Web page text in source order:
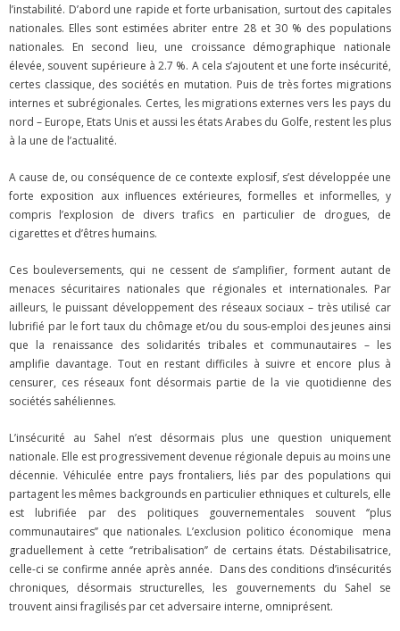
l’instabilité. D’abord une rapide et forte urbanisation, surtout des capitales
nationales. Elles sont estimées abriter entre 28 et 30 % des populations
nationales. En second lieu, une croissance démographique nationale
élevée, souvent supérieure à 2.7 %. A cela s’ajoutent et une forte insécurité,
certes classique, des sociétés en mutation. Puis de très fortes migrations
internes et subrégionales. Certes, les migrations externes vers les pays du
nord – Europe, Etats Unis et aussi les états Arabes du Golfe, restent les plus
à la une de l’actualité.
A cause de, ou conséquence de ce contexte explosif, s’est développée une
forte exposition aux influences extérieures, formelles et informelles, y
compris l’explosion de divers trafics en particulier de drogues, de
cigarettes et d’êtres humains.
Ces bouleversements, qui ne cessent de s’amplifier, forment autant de
menaces sécuritaires nationales que régionales et internationales. Par
ailleurs, le puissant développement des réseaux sociaux – très utilisé car
lubrifié par le fort taux du chômage et/ou du sous-emploi des jeunes ainsi
que la renaissance des solidarités tribales et communautaires – les
amplifie davantage. Tout en restant difficiles à suivre et encore plus à
censurer, ces réseaux font désormais partie de la vie quotidienne des
sociétés sahéliennes.
L’insécurité au Sahel n’est désormais plus une question uniquement
nationale. Elle est progressivement devenue régionale depuis au moins une
décennie. Véhiculée entre pays frontaliers, liés par des populations qui
partagent les mêmes backgrounds en particulier ethniques et culturels, elle
est lubrifiée par des politiques gouvernementales souvent ‘’plus
communautaires’’ que nationales. L’exclusion politico économique mena
graduellement à cette ‘’retribalisation’’ de certains états. Déstabilisatrice,
celle-ci se confirme année après année. Dans des conditions d’insécurités
chroniques, désormais structurelles, les gouvernements du Sahel se
trouvent ainsi fragilisés par cet adversaire interne, omniprésent.